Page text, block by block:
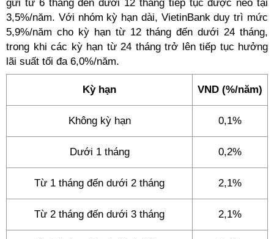
gửi từ 6 tháng đến dưới 12 tháng tiếp tục được neo tại
3,5%/năm. Với nhóm kỳ hạn dài, VietinBank duy trì mức
5,9%/năm cho kỳ hạn từ 12 tháng đến dưới 24 tháng,
trong khi các kỳ hạn từ 24 tháng trở lên tiếp tục hưởng
lãi suất tối đa 6,0%/năm.
Kỳ hạn VND (%/năm)
Không kỳ hạn 0,1%
Dưới 1 tháng 0,2%
Từ 1 tháng đến dưới 2 tháng 2,1%
Từ 2 tháng đến dưới 3 tháng 2,1%